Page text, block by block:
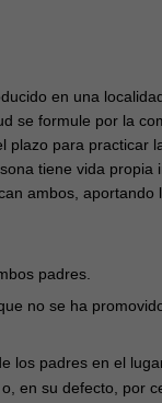
en una
se formule por la
plazo para practicar
tiene vida propia
ambos, aportando
padres.
no se ha
los padres en el
en su defecto, por